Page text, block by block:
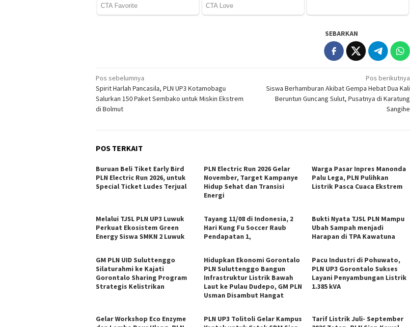
SEBARKAN
Navigasi
pos
Pos sebelumnya
Spirit Harlah Pancasila, PLN UP3 Kotamobagu
Salurkan 150 Paket Sembako untuk Miskin Ekstrem
di Bolmut
Pos berikutnya
Siswa Berhamburan Akibat Gempa Hebat Dua Kali
Beruntun Guncang Sulut, Pusatnya di Karatung
Sangihe
POS TERKAIT
Buruan Beli Tiket Early Bird
PLN Electric Run 2026, untuk
Special Ticket Ludes Terjual
PLN Electric Run 2026 Gelar
November, Target Kampanye
Hidup Sehat dan Transisi
Energi
Warga Pasar Inpres Manonda
Palu Lega, PLN Pulihkan
Listrik Pasca Cuaca Ekstrem
Melalui TJSL PLN UP3 Luwuk
Perkuat Ekosistem Green
Energy Siswa SMKN 2 Luwuk
Tayang 11/08 di Indonesia, 2
Hari Kung Fu Soccer Raub
Pendapatan 1,
Bukti Nyata TJSL PLN Mampu
Ubah Sampah menjadi
Harapan di TPA Kawatuna
GM PLN UID Suluttenggo
Silaturahmi ke Kajati
Gorontalo Sharing Program
Strategis Kelistrikan
Hidupkan Ekonomi Gorontalo
PLN Suluttenggo Bangun
Infrastruktur Listrik Bawah
Laut ke Pulau Dudepo, GM PLN
Usman Disambut Hangat
Pacu Industri di Pohuwato,
PLN UP3 Gorontalo Sukses
Layani Penyambungan Listrik
1.385 kVA
Gelar Workshop Eco Enzyme
PLN UP3 Tolitoli Gelar Kampus
Tarif Listrik Juli- September